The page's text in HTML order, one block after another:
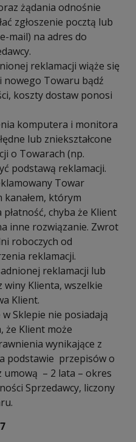
żądania odnośnie
zgłoszenie pocztą lub
mail) na adres do
reklamacji wiąże się
nowego Towaru bądź
koszty dostaw ponosi
komputera i monitora
lub zniekształcone
o Towarach (np.
podstawą reklamacji.
Towar
którym
chyba że Klient
inne rozwiązanie. Zwrot
roboczych od
reklamacji.
reklamacji lub
Klienta, wszelkie
Klient.
Sklepie nie posiadają
że Klient może
wynikające z
podstawie przepisów o
umową – 2 lata – okres
Sprzedawcy, liczony